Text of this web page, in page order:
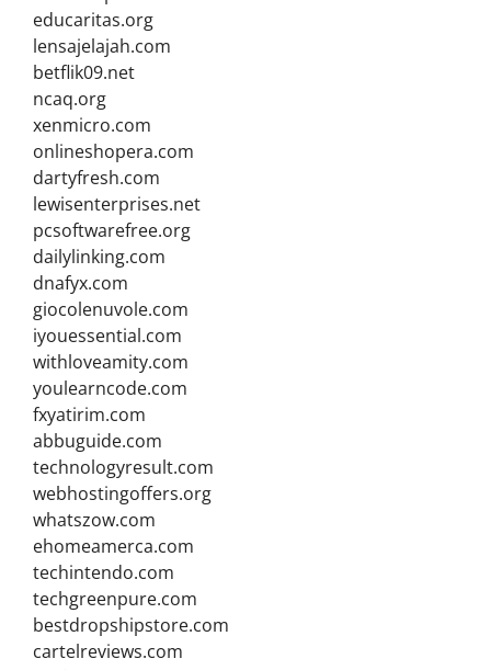
educaritas.org
lensajelajah.com
betflik09.net
ncaq.org
xenmicro.com
onlineshopera.com
dartyfresh.com
lewisenterprises.net
pcsoftwarefree.org
dailylinking.com
dnafyx.com
giocolenuvole.com
iyouessential.com
withloveamity.com
youlearncode.com
fxyatirim.com
abbuguide.com
technologyresult.com
webhostingoffers.org
whatszow.com
ehomeamerca.com
techintendo.com
techgreenpure.com
bestdropshipstore.com
cartelreviews.com